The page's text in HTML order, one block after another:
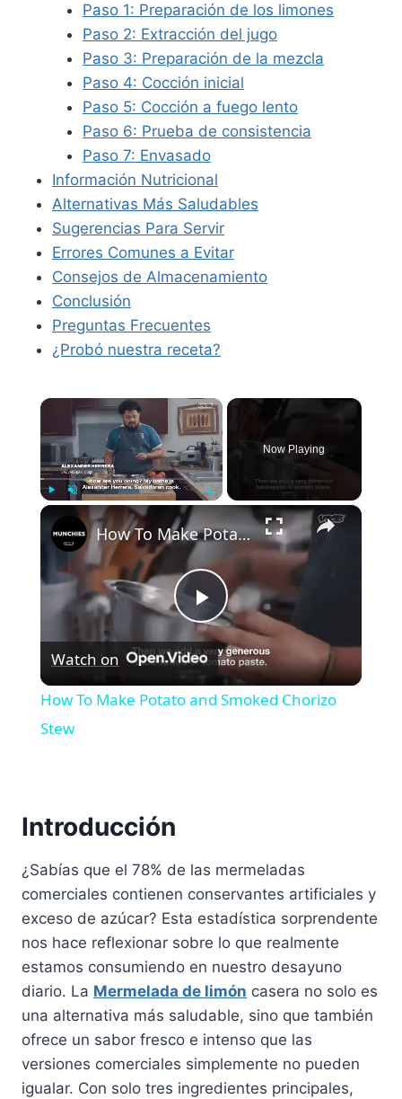
Paso 1: Preparación de los limones
Paso 2: Extracción del jugo
Paso 3: Preparación de la mezcla
Paso 4: Cocción inicial
Paso 5: Cocción a fuego lento
Paso 6: Prueba de consistencia
Paso 7: Envasado
Información Nutricional
Alternativas Más Saludables
Sugerencias Para Servir
Errores Comunes a Evitar
Consejos de Almacenamiento
Conclusión
Preguntas Frecuentes
¿Probó nuestra receta?
×
Fullscreen
Now Playing
×
Play
Video
How To Make Potato and Smoked Chorizo Stew
Watch on
How To Make Potato and Smoked Chorizo
Stew
Introducción
¿Sabías que el 78% de las mermeladas
comerciales contienen conservantes artificiales y
exceso de azúcar? Esta estadística sorprendente
nos hace reflexionar sobre lo que realmente
estamos consumiendo en nuestro desayuno
diario. La Mermelada de limón casera no solo es
una alternativa más saludable, sino que también
ofrece un sabor fresco e intenso que las
versiones comerciales simplemente no pueden
igualar. Con solo tres ingredientes principales,